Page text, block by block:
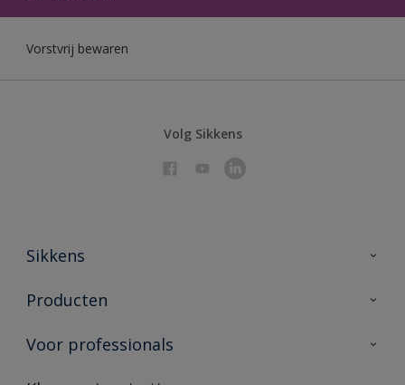
Vorstvrij bewaren
Volg Sikkens
Sikkens
Over Sikkens
Duurzaamheid
Producten
Producten voor binnen
Voor professionals
Sikkens Partners 🔗